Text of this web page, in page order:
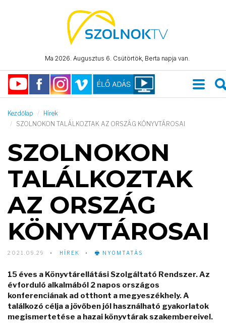
Ma 2026. Augusztus 6. Csütörtök, Berta napja van.
Kezdőlap
Hírek
SZOLNOKON TALÁLKOZTAK AZ ORSZÁG KÖNYVTÁROSAI
SZOLNOKON
TALÁLKOZTAK
AZ ORSZÁG
KÖNYVTÁROSAI
2021.09.29 HÍREK NYOMTATÁS
15 éves a Könyvtárellátási Szolgáltató Rendszer. Az
évforduló alkalmából 2 napos országos
konferenciának ad otthont a megyeszékhely. A
találkozó célja a jövőben jól használható gyakorlatok
megismertetése a hazai könyvtárak szakembereivel.